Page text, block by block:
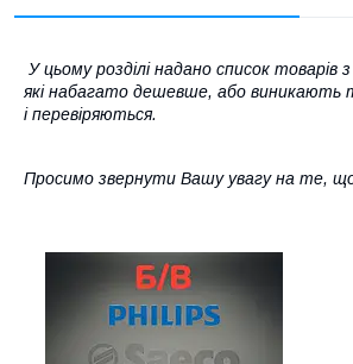
У цьому розділі надано список
які набагато дешевше, або виникають
і перевіряються.
Просимо звернути Вашу увагу на те,